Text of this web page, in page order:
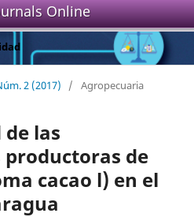
Online
2 (2017) / Agropecuaria
las
de
cacao l) en el